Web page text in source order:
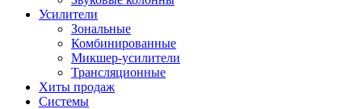
Усилители
Зональные
Комбинированные
Микшер-усилители
Трансляционные
Хиты продаж
Системы